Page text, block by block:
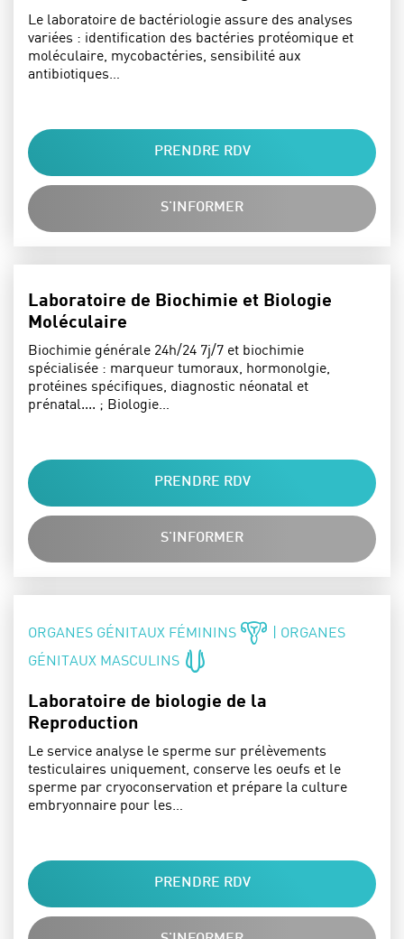
Le laboratoire de bactériologie assure des analyses
variées : identification des bactéries protéomique et
moléculaire, mycobactéries, sensibilité aux
antibiotiques…
PRENDRE RDV
S'INFORMER
Laboratoire de Biochimie et Biologie
Moléculaire
Biochimie générale 24h/24 7j/7 et biochimie
spécialisée : marqueur tumoraux, hormonolgie,
protéines spécifiques, diagnostic néonatal et
prénatal.... ; Biologie…
PRENDRE RDV
S'INFORMER
SPÉCIALITÉS :
ORGANES GÉNITAUX FÉMININS
| ORGANES
GÉNITAUX MASCULINS
Laboratoire de biologie de la
Reproduction
Le service analyse le sperme sur prélèvements
testiculaires uniquement, conserve les oeufs et le
sperme par cryoconservation et prépare la culture
embryonnaire pour les…
PRENDRE RDV